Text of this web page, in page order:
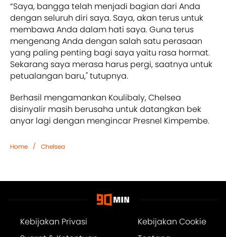
“Saya, bangga telah menjadi bagian dari Anda
dengan seluruh diri saya. Saya, akan terus untuk
membawa Anda dalam hati saya. Guna terus
mengenang Anda dengan salah satu perasaan
yang paling penting bagi saya yaitu rasa hormat.
Sekarang saya merasa harus pergi, saatnya untuk
petualangan baru," tutupnya.
Berhasil mengamankan Koulibaly, Chelsea
disinyalir masih berusaha untuk datangkan bek
anyar lagi dengan mengincar Presnel Kimpembe.
Home / Chelsea
Kebijakan Privasi
Kebijakan Cookie